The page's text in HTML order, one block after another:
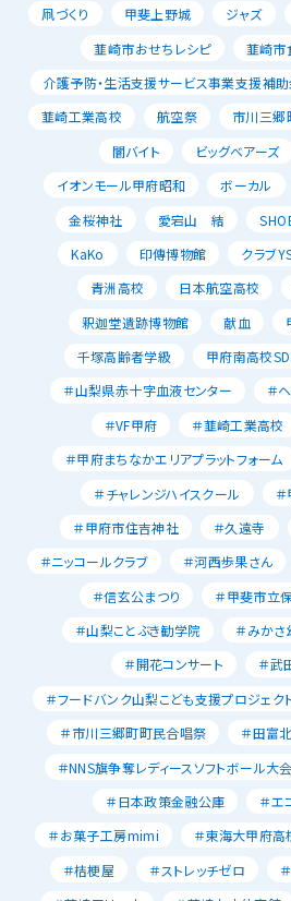
凧づくり
甲斐上野城 ジャズ
韮崎市おせちレシピ
韮崎市
介護予防・生活支援サービス事業支援補助
韮崎工業高校
航空祭 市川三郷
闇バイト
ビッグベアーズ
イオンモール甲府昭和
ボーカル
金桜神社
愛宕山 結
KaKo
印傳博物館 クラブ
青洲高校
日本航空高校
釈迦堂遺跡博物館
献血
千塚高齢者学級
甲府南高校
＃山梨県赤十字血液センター
＃
＃VF甲府
＃韮崎工業高校
＃甲府まちなかエリアプラットフォーム
＃チャレンジハイスクール
＃甲府市住吉神社
＃久遠寺
＃ニッコールクラブ
＃河西歩果さん
＃信玄公まつり
＃甲斐市立
＃山梨ことぶき勧学院
＃みか
＃開花コンサート
＃武
＃フードバンク山梨こども支援プロジェク
＃市川三郷町町民合唱祭
＃田富
＃NNS旗争奪レディースソフトボール大会
＃日本政策金融公庫
＃エ
＃お菓子工房mimi
＃東海大甲府高
＃桔梗屋
＃ストレッチゼロ